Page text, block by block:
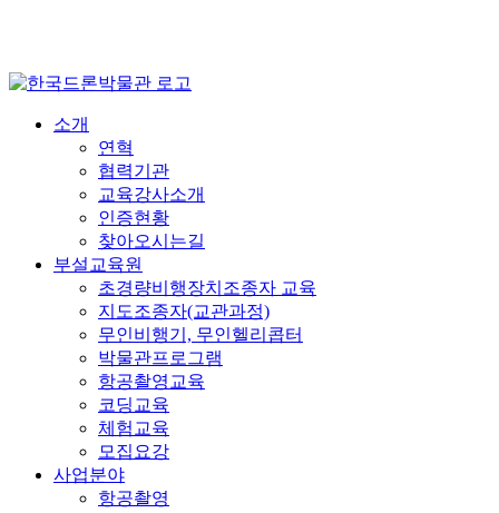
소개
연혁
협력기관
교육강사소개
인증현황
찾아오시는길
부설교육원
초경량비행장치조종자 교육
지도조종자(교관과정)
무인비행기, 무인헬리콥터
박물관프로그램
항공촬영교육
코딩교육
체험교육
모집요강
사업분야
항공촬영